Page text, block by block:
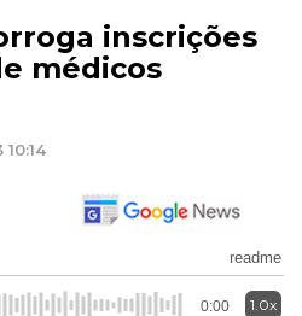
inscrições
médicos
readme
0:00 1.0x